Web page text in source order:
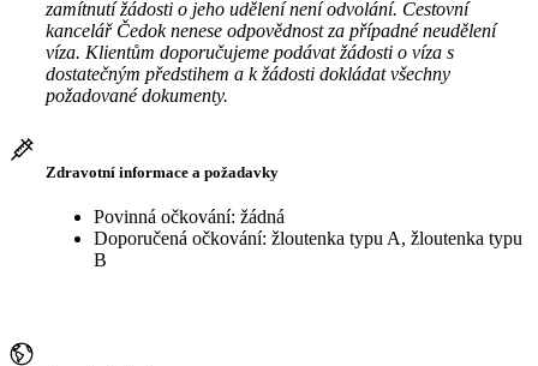
zamítnutí žádosti o jeho udělení není odvolání. Cestovní
kancelář Čedok nenese odpovědnost za případné neudělení
víza. Klientům doporučujeme podávat žádosti o víza s
dostatečným předstihem a k žádosti dokládat všechny
požadované dokumenty.
Zdravotní informace a požadavky
Povinná očkování: žádná
Doporučená očkování: žloutenka typu A, žloutenka typu
B